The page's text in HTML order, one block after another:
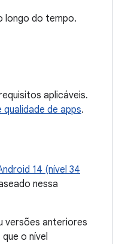
longo do tempo.
aplicáveis.
de apps.
14 (nível 34
nessa
versões anteriores
o nível